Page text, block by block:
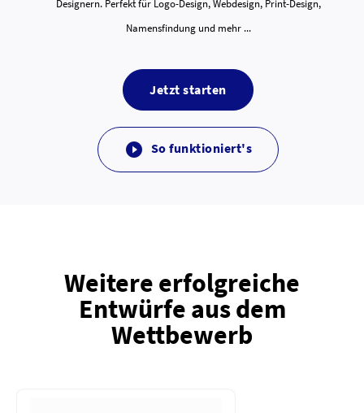
Designern. Perfekt für Logo-Design, Webdesign, Print-Design,
Namensfindung und mehr ...
Jetzt starten
 So funktioniert's
Weitere erfolgreiche
Entwürfe aus dem
Wettbewerb